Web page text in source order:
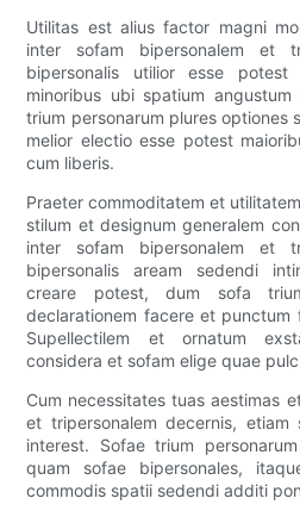
Utilitas est alius factor magni
inter sofam bipersonalem et
bipersonalis utilior esse
minoribus ubi spatium
trium personarum plures optiones
melior electio esse potest
cum liberis.
Praeter commoditatem et
stilum et designum generalem
inter sofam bipersonalem et
bipersonalis aream sedendi
creare potest, dum sofa
declarationem facere et
Supellectilem et ornatum
considera et sofam elige quae
Cum necessitates tuas aestimas
et tripersonalem decernis, etiam
interest. Sofae trium
quam sofae bipersonales,
commodis spatii sedendi additi